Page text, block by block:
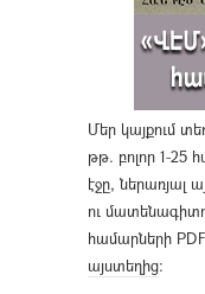
Մեր կայքում
թթ. բոլոր 1-
էջը, ներառյալ
ու
համարների
այստեղից։